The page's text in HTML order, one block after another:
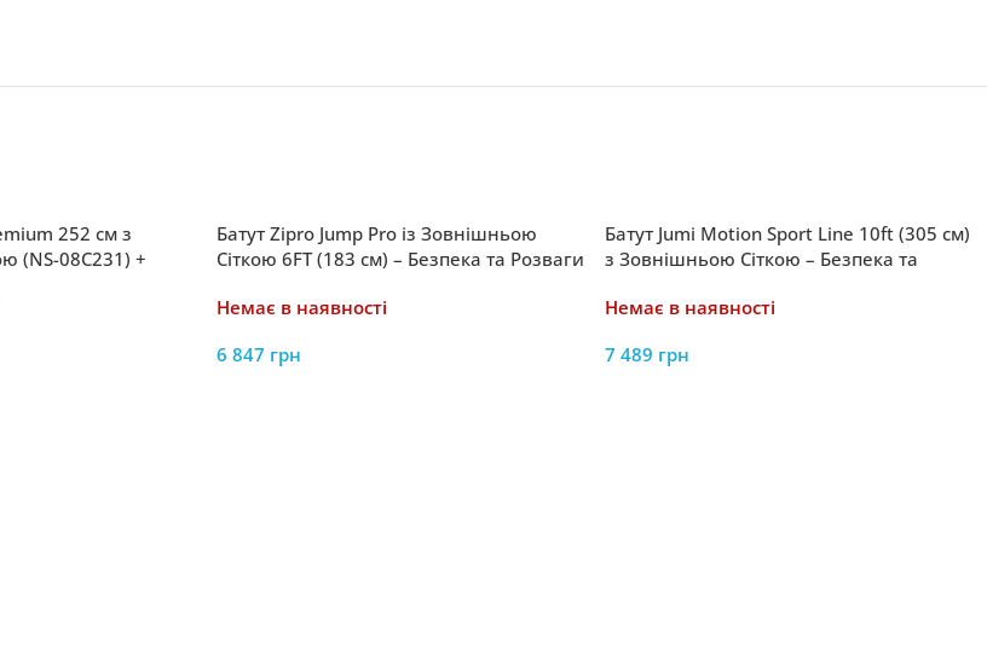
252 см з
(NS-08C231) +
Батут Zipro Jump Pro із Зовнішньою
Сіткою 6FT (183 см) – Безпека та Розваги
Немає в наявності
6 847 грн
Батут Jumi Motion Sport Line 10ft (305 см)
з Зовнішньою Сіткою – Безпека та
Немає в наявності
7 489 грн